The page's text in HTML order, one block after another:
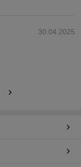
30.04.2025